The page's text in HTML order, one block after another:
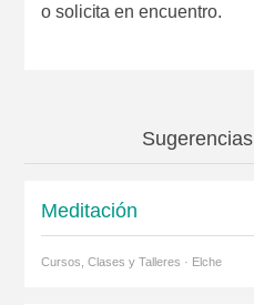
o solicita en encuentro.
Meditación
Cursos, Clases y Talleres · Elche